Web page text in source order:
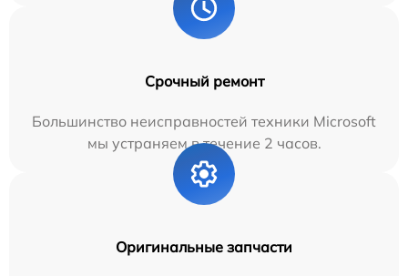
Срочный ремонт
Большинство неисправностей техники Microsoft
мы устраняем в течение 2 часов.
Оригинальные запчасти